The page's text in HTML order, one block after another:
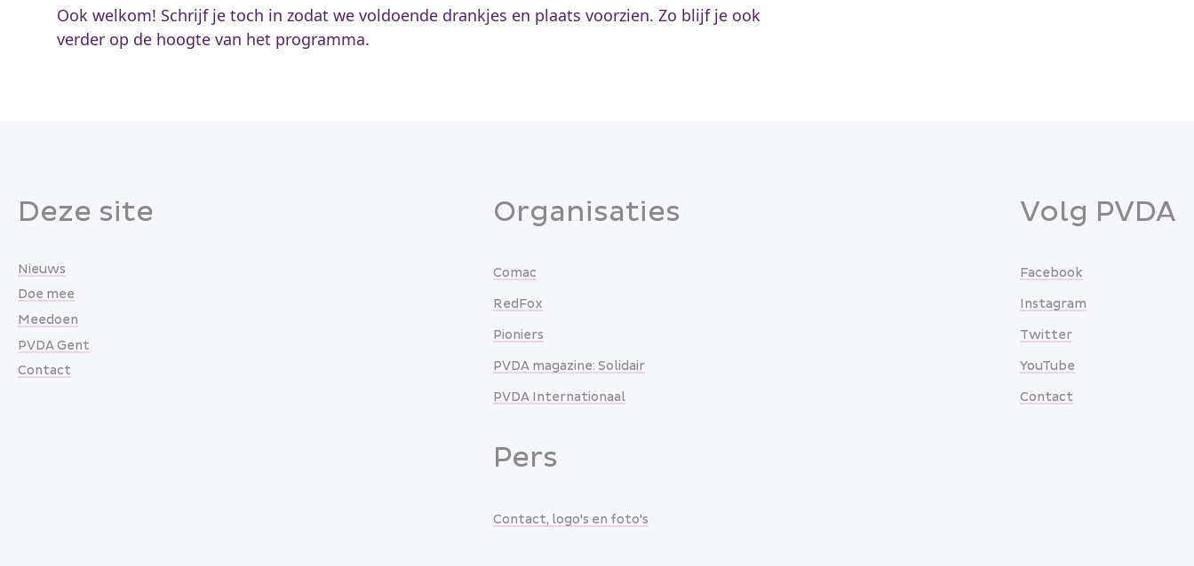
Ook welkom! Schrijf je toch in zodat we voldoende drankjes en plaats voorzien. Zo blijf je ook
verder op de hoogte van het programma.
Deze site
Nieuws
Doe mee
Meedoen
PVDA Gent
Contact
Organisaties
Comac
RedFox
Pioniers
PVDA magazine: Solidair
PVDA Internationaal
Pers
Contact, logo's en foto's
Volg PVDA
Facebook
Instagram
Twitter
YouTube
Contact